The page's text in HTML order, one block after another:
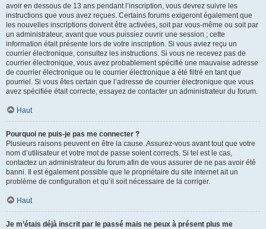
avoir en dessous de 13 ans pendant l’inscription, vous devrez suivre les
instructions que vous avez reçues. Certains forums exigeront également que
les nouvelles inscriptions doivent être activées, soit par vous-même ou soit par
un administrateur, avant que vous puissiez ouvrir une session ; cette
information était présente lors de votre inscription. Si vous aviez reçu un
courrier électronique, consultez les instructions. Si vous ne recevez pas de
courrier électronique, vous avez probablement spécifié une mauvaise adresse
de courrier électronique ou le courrier électronique a été filtré en tant que
pourriel. Si vous êtes certain que l’adresse de courrier électronique que vous
avez spécifiée était correcte, essayez de contacter un administrateur du forum.
Haut
Pourquoi ne puis-je pas me connecter ?
Plusieurs raisons peuvent en être la cause. Assurez-vous avant tout que votre
nom d’utilisateur et votre mot de passe soient corrects. Si tel est le cas,
contactez un administrateur du forum afin de vous assurer de ne pas avoir été
banni. Il est également possible que le propriétaire du site internet ait un
problème de configuration et qu’il soit nécessaire de la corriger.
Haut
Je m’étais déjà inscrit par le passé mais ne peux à présent plus me